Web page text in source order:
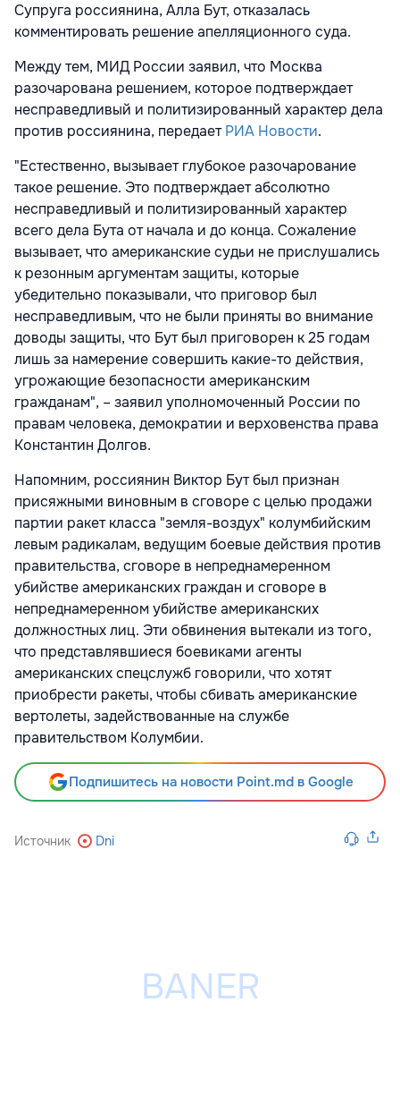
Супруга россиянина, Алла Бут, отказалась
комментировать решение апелляционного суда.
Между тем, МИД России заявил, что Москва
разочарована решением, которое подтверждает
несправедливый и политизированный характер дела
против россиянина, передаетРИА Новости.
"Естественно, вызывает глубокое разочарование
такое решение. Это подтверждает абсолютно
несправедливый и политизированный характер
всего дела Бута от начала и до конца. Сожаление
вызывает, что американские судьи не прислушались
к резонным аргументам защиты, которые
убедительно показывали, что приговор был
несправедливым, что не были приняты во внимание
доводы защиты, что Бут был приговорен к 25 годам
лишь за намерение совершить какие-то действия,
угрожающие безопасности американским
гражданам", – заявил уполномоченный России по
правам человека, демократии и верховенства права
Константин Долгов.
Напомним, россиянин Виктор Бут был признан
присяжными виновным в сговоре с целью продажи
партии ракет класса "земля-воздух" колумбийским
левым радикалам, ведущим боевые действия против
правительства, сговоре в непреднамеренном
убийстве американских граждан и сговоре в
непреднамеренном убийстве американских
должностных лиц. Эти обвинения вытекали из того,
что представлявшиеся боевиками агенты
американских спецслужб говорили, что хотят
приобрести ракеты, чтобы сбивать американские
вертолеты, задействованные на службе
правительством Колумбии.
Подпишитесь на новости Point.md в Google
Источник Dni